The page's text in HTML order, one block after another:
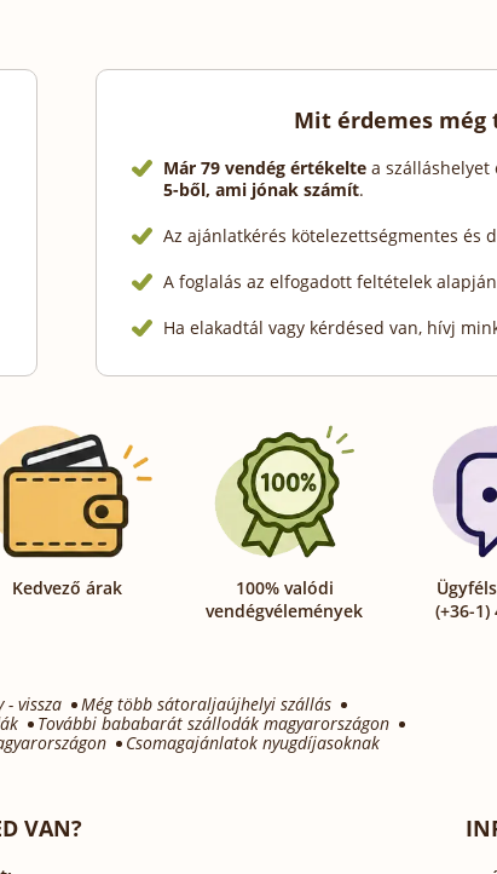
Mit érdemes még
Már 79 vendég értékelte a szálláshelyet
5-ből, ami jónak számít.
Az ajánlatkérés kötelezettségmentes és
A foglalás az elfogadott feltételek
Ha elakadtál vagy kérdésed van, hívj
Kedvező árak
100% valódi
vendégvélemények
(+36-1)
vissza
Még több sátoraljaújhelyi szállás
További bababarát szállodák magyarországon
Csomagajánlatok nyugdíjasoknak
VAN?